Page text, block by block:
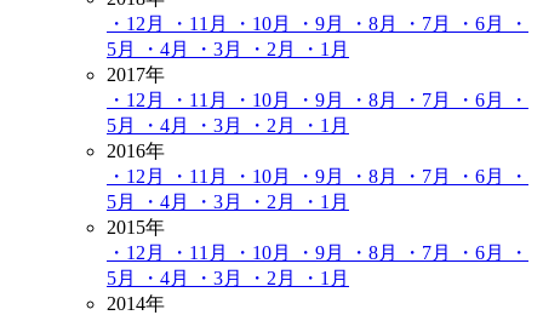
・12月
・11月 ・10月 ・9月 ・8月 ・7月 ・6月
・
5月
・4月 ・3月 ・2月
・1月
2017年
・12月
・11月 ・10月 ・9月 ・8月 ・7月 ・6月
・
5月
・4月 ・3月 ・2月
・1月
2016年
・12月
・11月 ・10月 ・9月 ・8月 ・7月 ・6月
・
5月
・4月 ・3月 ・2月
・1月
2015年
・12月
・11月 ・10月 ・9月 ・8月 ・7月 ・6月
・
5月
・4月 ・3月 ・2月
・1月
2014年